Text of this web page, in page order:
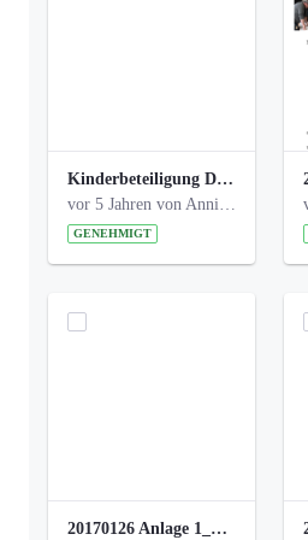
Kinderbeteiligung Dez. 17 _Abstimmung Klettergerüst.pdf
GENEHMIGT
20170126 Anlage 1_Kinderbeteiligung_Olga_Areal_Auswertung.pdf